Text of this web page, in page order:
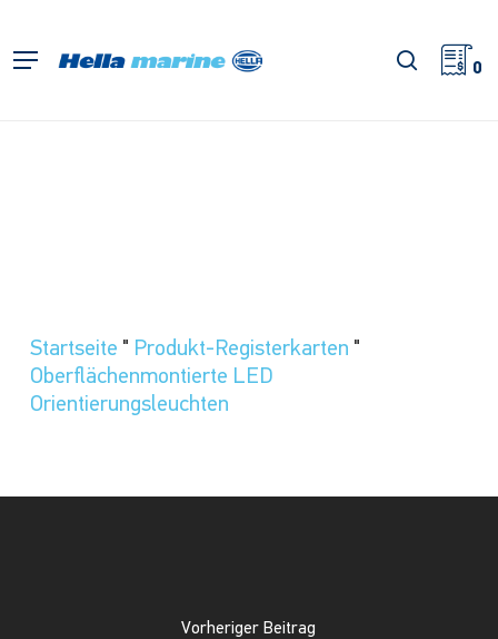
springen
Menü Suche
0
Startseite " Produkt-Registerkarten "
Oberflächenmontierte LED
Orientierungsleuchten
Vorheriger Beitrag